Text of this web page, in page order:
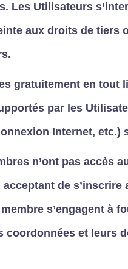
Les Utilisateurs
aux droits de tiers
gratuitement en tout
par les
Internet, etc.)
n’ont pas accès
acceptant de
s’engagent à
coordonnées et leurs